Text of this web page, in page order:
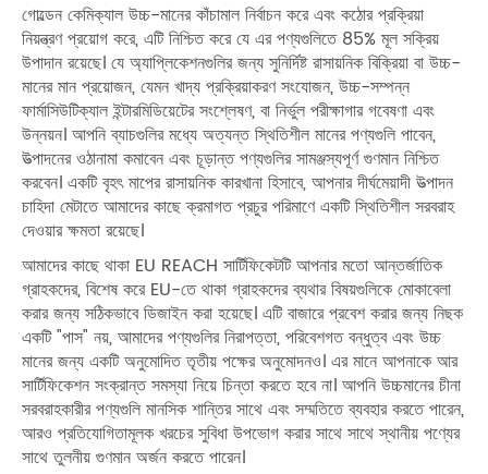
গোল্ডেন কেমিক্যাল উচ্চ-মানের কাঁচামাল নির্বাচন করে এবং কঠোর প্রক্রিয়া
নিয়ন্ত্রণ প্রয়োগ করে, এটি নিশ্চিত করে যে এর পণ্যগুলিতে 85% মূল সক্রিয়
উপাদান রয়েছে। যে অ্যাপ্লিকেশনগুলির জন্য সুনির্দিষ্ট রাসায়নিক বিক্রিয়া বা উচ্চ-
মানের মান প্রয়োজন, যেমন খাদ্য প্রক্রিয়াকরণ সংযোজন, উচ্চ-সম্পন্ন
ফার্মাসিউটিক্যাল ইন্টারমিডিয়েটের সংশ্লেষণ, বা নির্ভুল পরীক্ষাগার গবেষণা এবং
উন্নয়ন। আপনি ব্যাচগুলির মধ্যে অত্যন্ত স্থিতিশীল মানের পণ্যগুলি পাবেন,
উত্পাদনের ওঠানামা কমাবেন এবং চূড়ান্ত পণ্যগুলির সামঞ্জস্যপূর্ণ গুণমান নিশ্চিত
করবেন। একটি বৃহৎ মাপের রাসায়নিক কারখানা হিসাবে, আপনার দীর্ঘমেয়াদী উত্পাদন
চাহিদা মেটাতে আমাদের কাছে ক্রমাগত প্রচুর পরিমাণে একটি স্থিতিশীল সরবরাহ
দেওয়ার ক্ষমতা রয়েছে।
আমাদের কাছে থাকা EU REACH সার্টিফিকেটটি আপনার মতো আন্তর্জাতিক
গ্রাহকদের, বিশেষ করে EU-তে থাকা গ্রাহকদের ব্যথার বিষয়গুলিকে মোকাবেলা
করার জন্য সঠিকভাবে ডিজাইন করা হয়েছে। এটি বাজারে প্রবেশ করার জন্য নিছক
একটি "পাস" নয়, আমাদের পণ্যগুলির নিরাপত্তা, পরিবেশগত বন্ধুত্ব এবং উচ্চ
মানের জন্য একটি অনুমোদিত তৃতীয় পক্ষের অনুমোদনও। এর মানে আপনাকে আর
সার্টিফিকেশন সংক্রান্ত সমস্যা নিয়ে চিন্তা করতে হবে না। আপনি উচ্চমানের চীনা
সরবরাহকারীর পণ্যগুলি মানসিক শান্তির সাথে এবং সম্মতিতে ব্যবহার করতে পারেন,
আরও প্রতিযোগিতামূলক খরচের সুবিধা উপভোগ করার সাথে সাথে স্থানীয় পণ্যের
সাথে তুলনীয় গুণমান অর্জন করতে পারেন।